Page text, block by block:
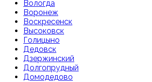
Вологда
Воронеж
Воскресенск
Высоковск
Голицыно
Дедовск
Дзержинский
Долгопрудный
Домодедово